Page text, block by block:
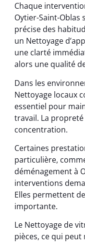
Chaque
Oytier-Saint-Oblas
précise des
un Nettoyage
une clarté
alors une qualité
Dans les
Nettoyage locaux
essentiel pour
travail. La
concentration.
Certaines
particulière,
déménagement à
interventions
Elles permettent
importante.
Le Nettoyage de
pièces, ce qui